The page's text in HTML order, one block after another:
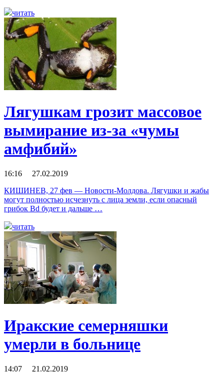
читать
Лягушкам грозит массовое
вымирание из-за «чумы
амфибий»
16:16 27.02.2019
КИШИНЕВ, 27 фев — Новости-Молдова. Лягушки и жабы
могут полностью исчезнуть с лица земли, если опасный
грибок Bd будет и дальше …
читать
Иракские семерняшки
умерли в больнице
14:07 21.02.2019